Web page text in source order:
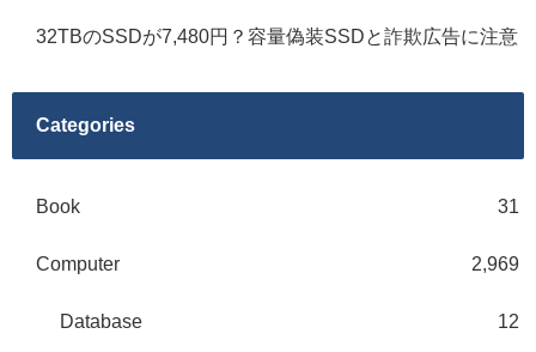
32TBのSSDが7,480円？容量偽装SSDと詐欺広告に注意
Categories
Book 31
Computer 2,969
Database 12